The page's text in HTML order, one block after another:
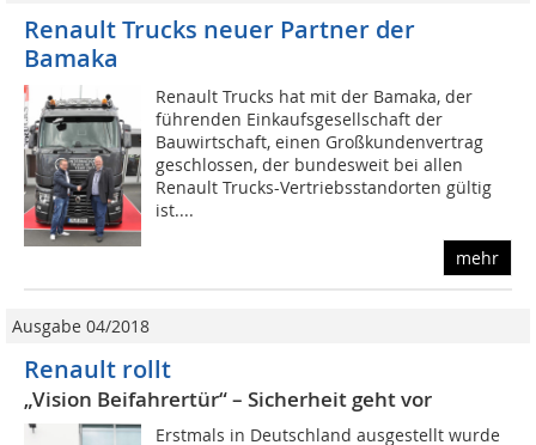
Renault Trucks neuer Partner der
Bamaka
Renault Trucks hat mit der Bamaka, der
führenden Einkaufsgesellschaft der
Bauwirtschaft, einen Großkundenvertrag
geschlossen, der bundesweit bei allen
Renault Trucks-Vertriebsstandorten gültig
ist....
mehr
Ausgabe 04/2018
Renault rollt
„Vision Beifahrertür“ – Sicherheit geht vor
Erstmals in Deutschland ausgestellt wurde